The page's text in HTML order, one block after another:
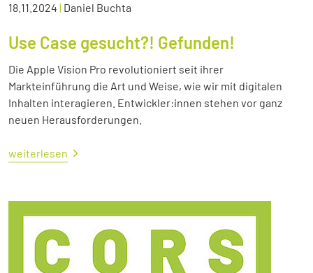
18.11.2024 | Daniel Buchta
Use Case gesucht?! Gefunden!
Die Apple Vision Pro revolutioniert seit ihrer
Markteinführung die Art und Weise, wie wir mit digitalen
Inhalten interagieren. Entwickler:innen stehen vor ganz
neuen Herausforderungen.
weiterlesen